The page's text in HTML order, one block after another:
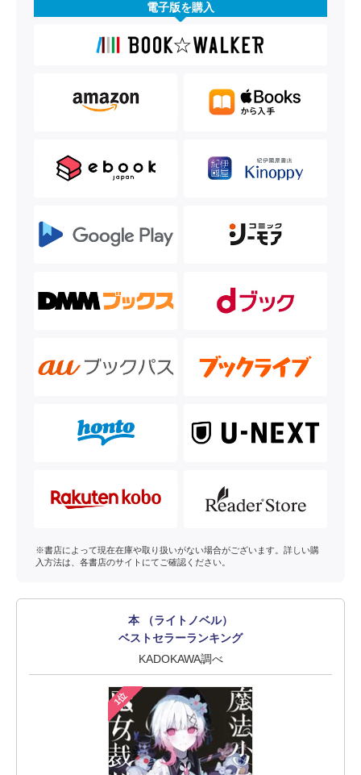
電子版を購入
※書店によって現在在庫や取り扱いがない場合がございます。詳しい購
入方法は、各書店のサイトにてご確認ください。
本 （ライトノベル）
ベストセラーランキング
KADOKAWA調べ
1位